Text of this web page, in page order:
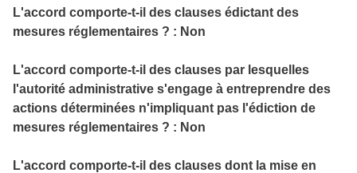
L'accord comporte-t-il des clauses édictant des
mesures réglementaires ? : Non
L'accord comporte-t-il des clauses par lesquelles
l'autorité administrative s'engage à entreprendre des
actions déterminées n'impliquant pas l'édiction de
mesures réglementaires ? : Non
L'accord comporte-t-il des clauses dont la mise en